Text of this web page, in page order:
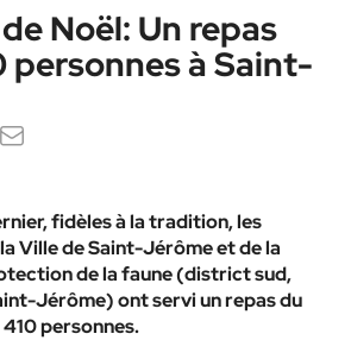
Noël: Un repas
personnes à Saint-
fidèles à la tradition, les
Ville de Saint-Jérôme et de la
de la faune (district sud,
Jérôme) ont servi un repas du
personnes.